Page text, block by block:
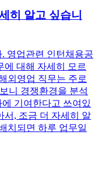
히 알고 싶습니
영업관련 인턴채용공
에 대해 자세히 모르
외영업 직무는 주로
니 경쟁환경을 분석
기여한다고 쓰여있
서, 조금 더 자세히 알
치되면 하루 업무일